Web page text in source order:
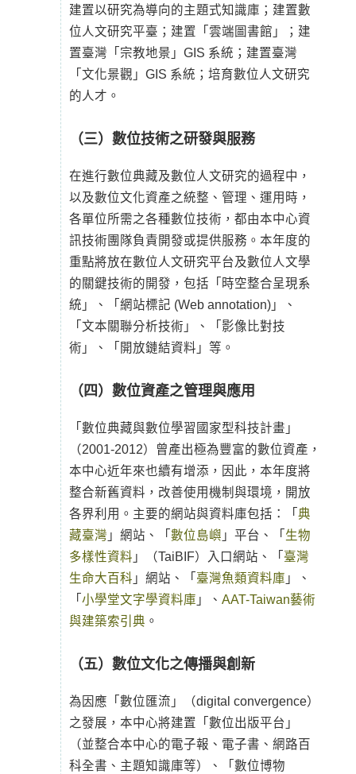
建置以研究為導向的主題式知識庫；建置數
位人文研究平臺；建置「雲端圖書館」；建
置臺灣「宗教地景」GIS 系統；建置臺灣
「文化景觀」GIS 系統；培育數位人文研究
的人才。
（三）數位技術之研發與服務
在進行數位典藏及數位人文研究的過程中，
以及數位文化資產之統整、管理、運用時，
各單位所需之各種數位技術，都由本中心資
訊技術團隊負責開發或提供服務。本年度的
重點將放在數位人文研究平台及數位人文學
的關鍵技術的開發，包括「時空整合呈現系
統」、「網站標記 (Web annotation)」、
「文本關聯分析技術」、「影像比對技
術」、「開放鏈結資料」等。
（四）數位資產之管理與應用
「數位典藏與數位學習國家型科技計畫」
（2001-2012）曾產出極為豐富的數位資產，
本中心近年來也續有增添，因此，本年度將
整合新舊資料，改善使用機制與環境，開放
各界利用。主要的網站與資料庫包括：「 典
藏臺灣 」網站、「 數位島嶼 」平台、「 生物
多樣性資料 」（TaiBIF）入口網站、「 臺灣
生命大百科 」網站、「 臺灣魚類資料庫 」、
「 小學堂文字學資料庫 」、 AAT-Taiwan藝術
與建築索引典 。
（五）數位文化之傳播與創新
為因應「數位匯流」（digital convergence）
之發展，本中心將建置「數位出版平台」
（並整合本中心的電子報、電子書、網路百
科全書、主題知識庫等）、「數位博物